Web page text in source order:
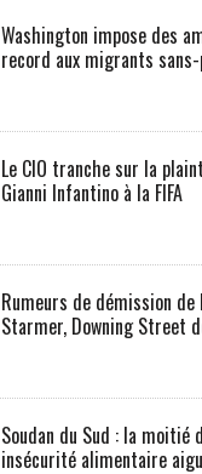
Washington impose des
record aux migrants
Le CIO tranche sur la
Gianni Infantino à la FIFA
Rumeurs de démission de
Starmer, Downing Street
Soudan du Sud : la moitié
insécurité alimentaire